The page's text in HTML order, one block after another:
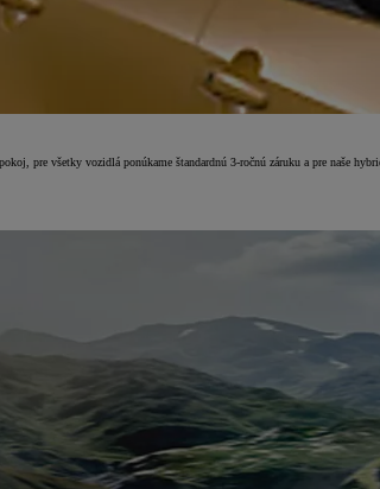
všetky vozidlá ponúkame štandardnú 3-ročnú záruku a pre naše